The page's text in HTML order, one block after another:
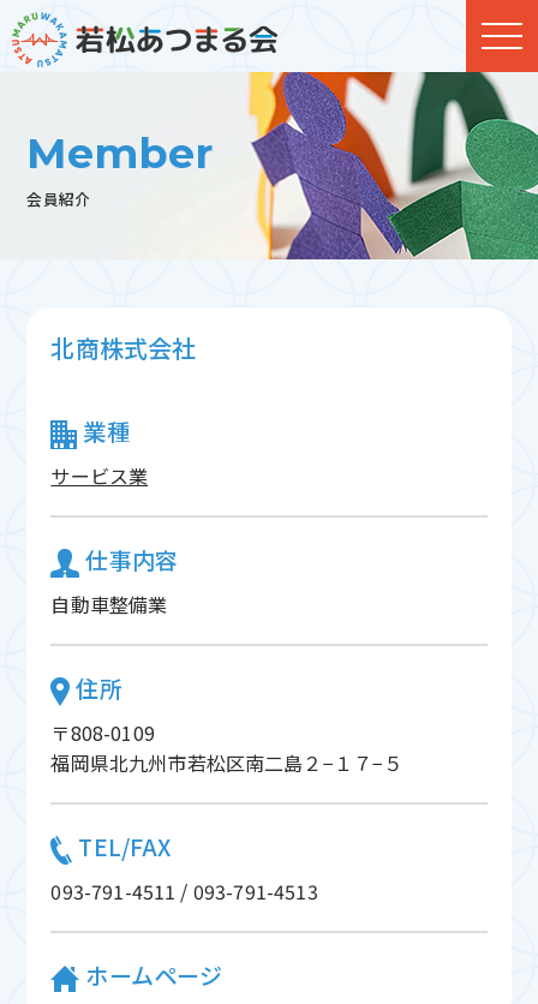
Member
会員紹介
北商株式会社
業種
サービス業
仕事内容
自動車整備業
住所
〒808-0109
福岡県北九州市若松区南二島２−１７−５
TEL/FAX
093-791-4511 / 093-791-4513
ホームページ